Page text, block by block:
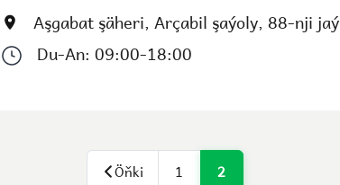
Aşgabat şäheri, Arçabil şaýoly, 88-nji jaý
Du-An: 09:00-18:00
Öňki 1 2